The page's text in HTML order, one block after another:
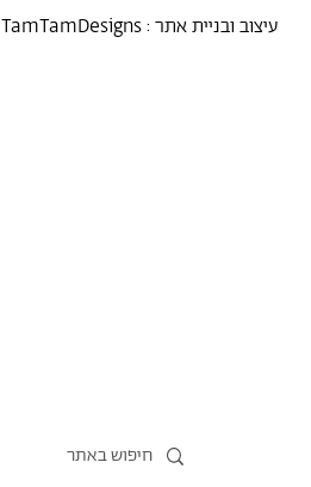
עיצוב ובניית אתר :TamTamDesigns